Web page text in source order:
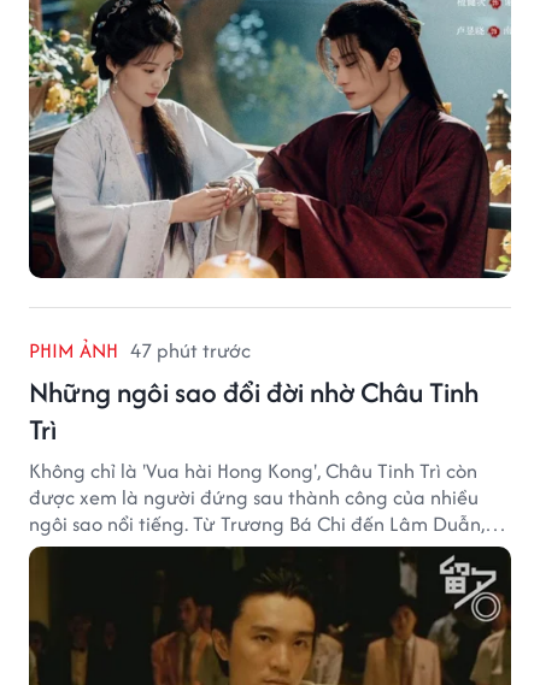
PHIM ẢNH 47 phút trước
Những ngôi sao đổi đời nhờ Châu Tinh
Trì
Không chỉ là 'Vua hài Hong Kong', Châu Tinh Trì còn
được xem là người đứng sau thành công của nhiều
ngôi sao nổi tiếng. Từ Trương Bá Chi đến Lâm Duẫn,
không ít diễn viên đã bước sang trang mới trong sự
nghiệp nhờ cơ hội từ Châu Tinh Trì.